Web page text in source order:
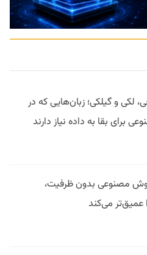
لکی و گیلکی؛ زبان‌هایی که در
بقا به داده نیاز دارند
مصنوعی بدون ظرفیت،
می‌کند